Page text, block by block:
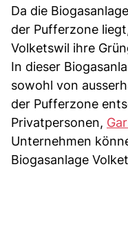
Da die
der Pufferzone
Volketswil ihre
In dieser
sowohl von
der Pufferzone
Privatpersonen,
Unternehmen
Biogasanlage